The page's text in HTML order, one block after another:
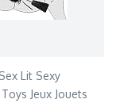
Lit Sexy
Jeux Jouets